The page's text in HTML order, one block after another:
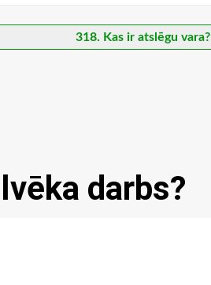
318. Kas ir atslēgu vara?
darbs?